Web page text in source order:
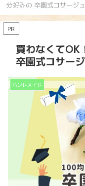
分好みの 卒園式コサージュ
PR
買わなくてOK
卒園式コサー
ハンドメイド